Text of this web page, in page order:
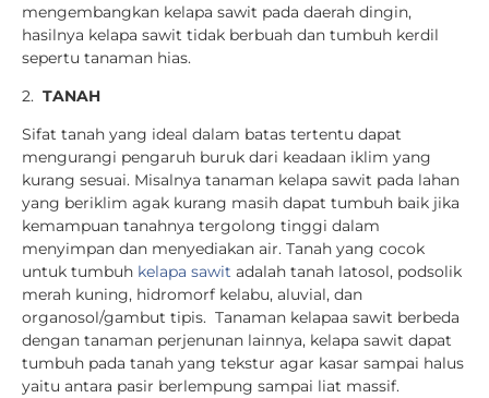
mengembangkan kelapa sawit pada daerah dingin,
hasilnya kelapa sawit tidak berbuah dan tumbuh kerdil
sepertu tanaman hias.
2. TANAH
Sifat tanah yang ideal dalam batas tertentu dapat
mengurangi pengaruh buruk dari keadaan iklim yang
kurang sesuai. Misalnya tanaman kelapa sawit pada lahan
yang beriklim agak kurang masih dapat tumbuh baik jika
kemampuan tanahnya tergolong tinggi dalam
menyimpan dan menyediakan air. Tanah yang cocok
untuk tumbuh kelapa sawit adalah tanah latosol, podsolik
merah kuning, hidromorf kelabu, aluvial, dan
organosol/gambut tipis. Tanaman kelapaa sawit berbeda
dengan tanaman perjenunan lainnya, kelapa sawit dapat
tumbuh pada tanah yang tekstur agar kasar sampai halus
yaitu antara pasir berlempung sampai liat massif.